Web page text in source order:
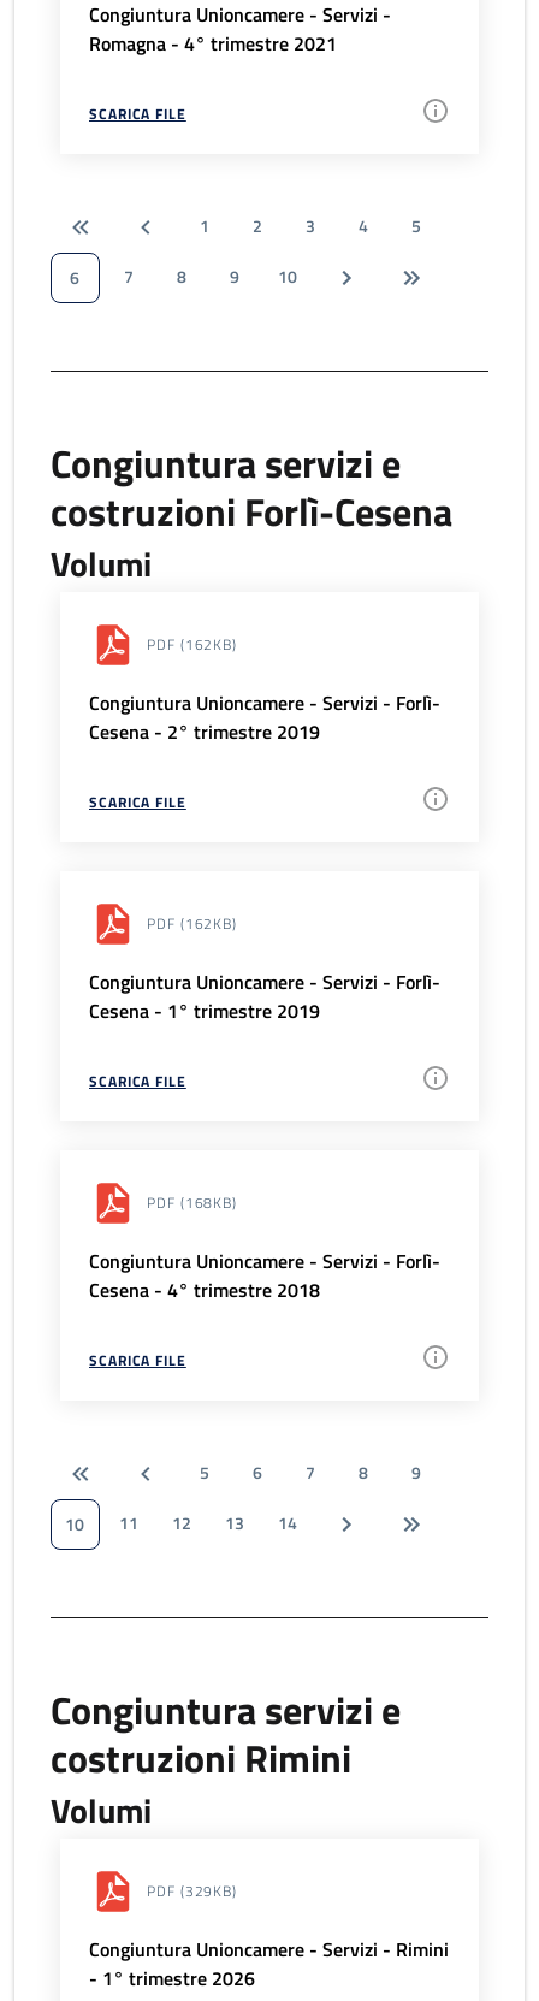
Congiuntura Unioncamere - Servizi -
Romagna - 4° trimestre 2021
SCARICA FILE
1 2 3 4
5
6
7 8 9 10
Congiuntura servizi e
costruzioni Forlì-Cesena
Volumi
PDF (162KB)
Congiuntura Unioncamere - Servizi - Forlì-
Cesena - 2° trimestre 2019
SCARICA FILE
PDF (162KB)
Congiuntura Unioncamere - Servizi - Forlì-
Cesena - 1° trimestre 2019
SCARICA FILE
PDF (168KB)
Congiuntura Unioncamere - Servizi - Forlì-
Cesena - 4° trimestre 2018
SCARICA FILE
5 6 7 8
9
10
11 12 13 14
Congiuntura servizi e
costruzioni Rimini
Volumi
PDF (329KB)
Congiuntura Unioncamere - Servizi - Rimini
- 1° trimestre 2026